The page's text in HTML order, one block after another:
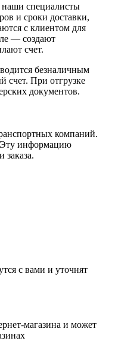
наши специалисты
и сроки доставки,
с клиентом для
— создают
счет.
безналичным
счет. При отгрузке
документов.
компаний.
Эту информацию
с вами и уточнят
магазина и может